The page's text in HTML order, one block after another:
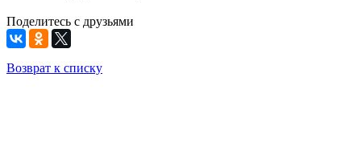
Поделитесь с друзьями
Возврат к списку